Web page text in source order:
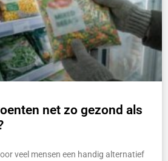
net zo gezond als
veel mensen een handig alternatief